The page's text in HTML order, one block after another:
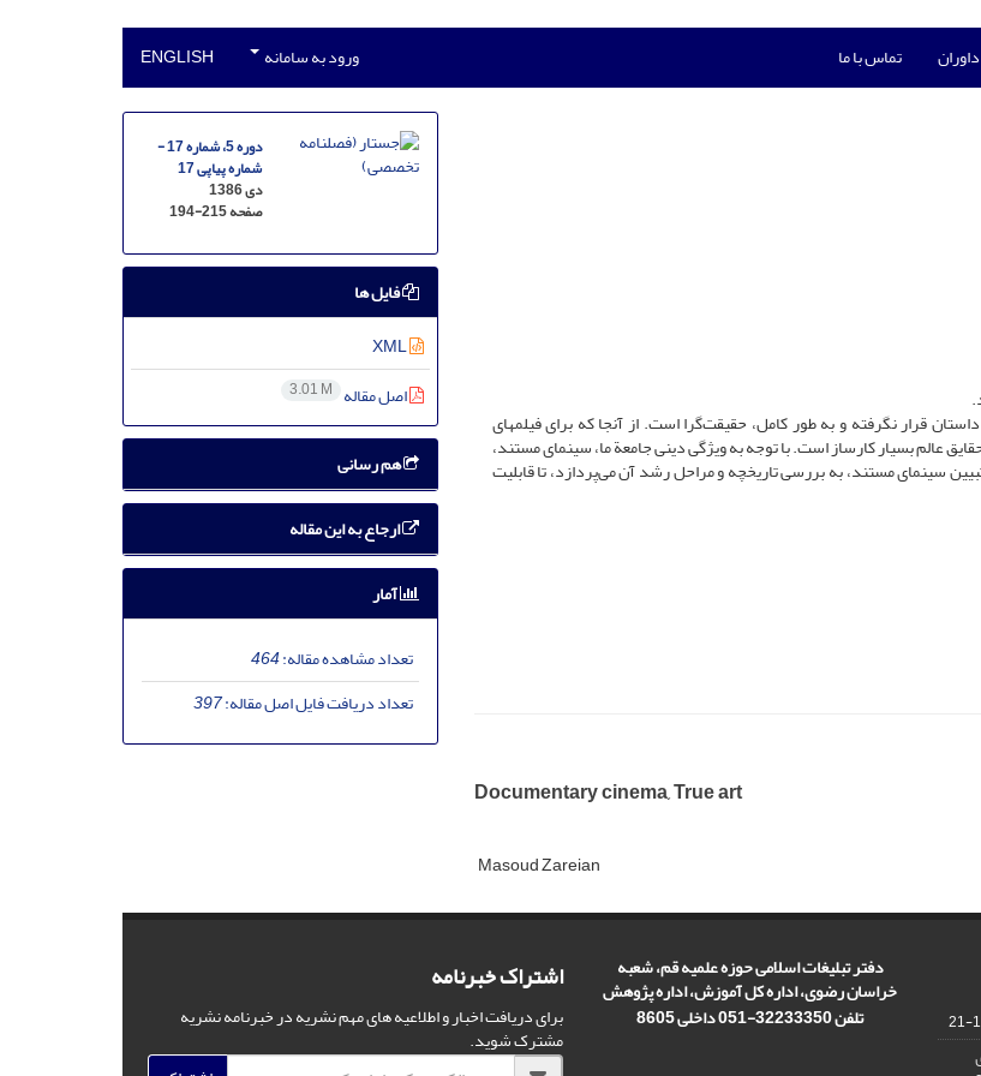
داوران تماس با ما ورود به سامانه ENGLISH
قرار نگرفته و به طور کامل، حقیقت‌گرا است. از آنجا که برای فیلمهای
عالم بسیار کارساز است. با توجه به ویژگی دینی جامعة ما، سینمای مستند،
سینمای مستند، به بررسی تاریخچه و مراحل رشد آن می‌پردازد، تا قابلیت
Documentary cinema, True art
Masoud Zareian
دوره 5، شماره 17 -
شماره پیاپی 17
دی 1386
صفحه194-215
فایل ها
XML
اصل مقاله 3.01 M
هم رسانی
ارجاع به این مقاله
آمار
تعداد مشاهده مقاله:464
تعداد دریافت فایل اصل مقاله:397
دفتر تبلیغات اسلامی حوزه علمیه قم، شعبه
خراسان رضوی، اداره کل آموزش، اداره پژوهش
تلفن 32233350-051 داخلی 8605
اشتراک خبرنامه
برای دریافت اخبار و اطلاعیه های مهم نشریه در خبرنامه نشریه
مشترک شوید.